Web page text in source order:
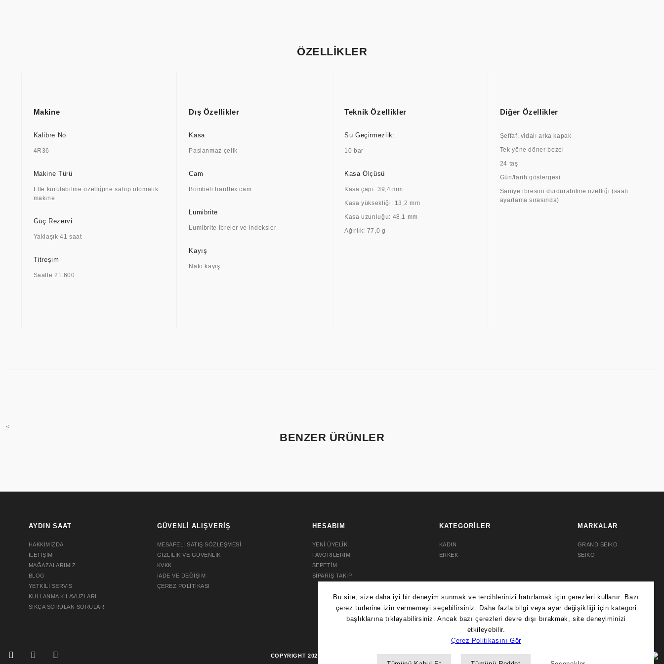
ÖZELLİKLER
Makine
Kalibre No
4R36
Makine Türü
Elle kurulabilme özelliğine sahip otomatik
makine
Güç Rezervi
Yaklaşık 41 saat
Titreşim
Saatte 21.600
Dış Özellikler
Kasa
Paslanmaz çelik
Cam
Bombeli hardlex cam
Lumibrite
Lumibrite ibreler ve indeksler
Kayış
Nato kayış
Teknik Özellikler
Su Geçirmezlik:
10 bar
Kasa Ölçüsü
Kasa çapı: 39,4 mm
Kasa yüksekliği: 13,2 mm
Kasa uzunluğu: 48,1 mm
Ağırlık: 77,0 g
Diğer Özellikler
Şeffaf, vidalı arka kapak
Tek yöne döner bezel
24 taş
Gün/tarih göstergesi
Saniye ibresini durdurabilme özelliği (saati
ayarlama sırasında)
<
BENZER ÜRÜNLER
SEIKO 5 SPORTS SRPG27K1 SEIKO 5 SPORTS SRPG29K1 SEIKO 5 SPORTS SRPG35K1
AYDIN SAAT
HAKKIMIZDA
İLETİŞİM
MAĞAZALARIMIZ
BLOG
YETKİLİ SERVİS
KULLANMA KILAVUZLARI
SIKÇA SORULAN SORULAR
GÜVENLİ ALIŞVERİŞ
MESAFELİ SATIŞ SÖZLEŞMESİ
GİZLİLİK VE GÜVENLİK
KVKK
İADE VE DEĞİŞİM
ÇEREZ POLİTİKASI
HESABIM
YENİ ÜYELİK
FAVORİLERİM
SEPETİM
SİPARİŞ TAKİP
KATEGORİLER
KADIN
ERKEK
MARKALAR
GRAND SEIKO
SEIKO
COPYRIGHT 2022 © AYDIN SAAT. TÜM HAKLARI SAKLIDIR.